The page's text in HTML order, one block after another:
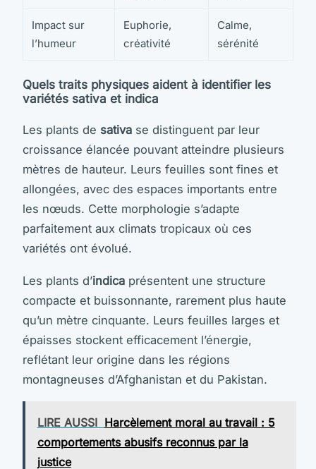
Impact sur
l’humeur
Euphorie,
créativité
Calme,
sérénité
Quels traits physiques aident à identifier les
variétés sativa et indica
Les plants de sativa se distinguent par leur
croissance élancée pouvant atteindre plusieurs
mètres de hauteur. Leurs feuilles sont fines et
allongées, avec des espaces importants entre
les nœuds. Cette morphologie s’adapte
parfaitement aux climats tropicaux où ces
variétés ont évolué.
Les plants d’indica présentent une structure
compacte et buissonnante, rarement plus haute
qu’un mètre cinquante. Leurs feuilles larges et
épaisses stockent efficacement l’énergie,
reflétant leur origine dans les régions
montagneuses d’Afghanistan et du Pakistan.
LIRE AUSSI Harcèlement moral au travail : 5
comportements abusifs reconnus par la
justice